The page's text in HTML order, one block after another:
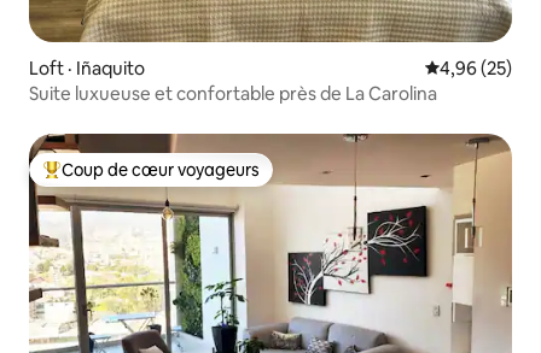
Loft · Iñaquito Note
4,96 (25)
Suite luxueuse et confortable près de La Carolina
Coup de cœur voyageurs parmi les plus aimés
Coup de cœur voyageurs